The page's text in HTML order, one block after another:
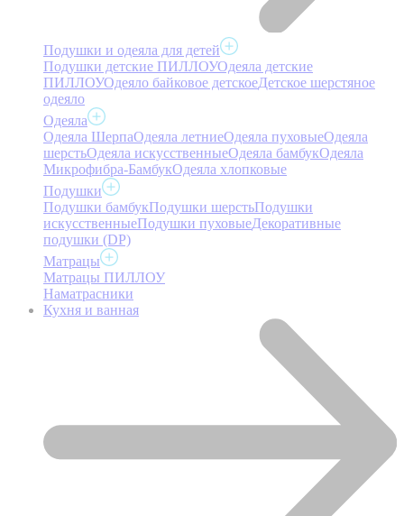
Подушки и одеяла для детей
Подушки детские ПИЛЛОУОдеяла детские
ПИЛЛОУОдеяло байковое детскоеДетское шерстяное
одеяло
Одеяла
Одеяла ШерпаОдеяла летниеОдеяла пуховыеОдеяла
шерстьОдеяла искусственныеОдеяла бамбукОдеяла
Микрофибра-БамбукОдеяла хлопковые
Подушки
Подушки бамбукПодушки шерстьПодушки
искусственныеПодушки пуховыеДекоративные
подушки (DP)
Матрацы
Матрацы ПИЛЛОУ
Наматрасники
Кухня и ванная